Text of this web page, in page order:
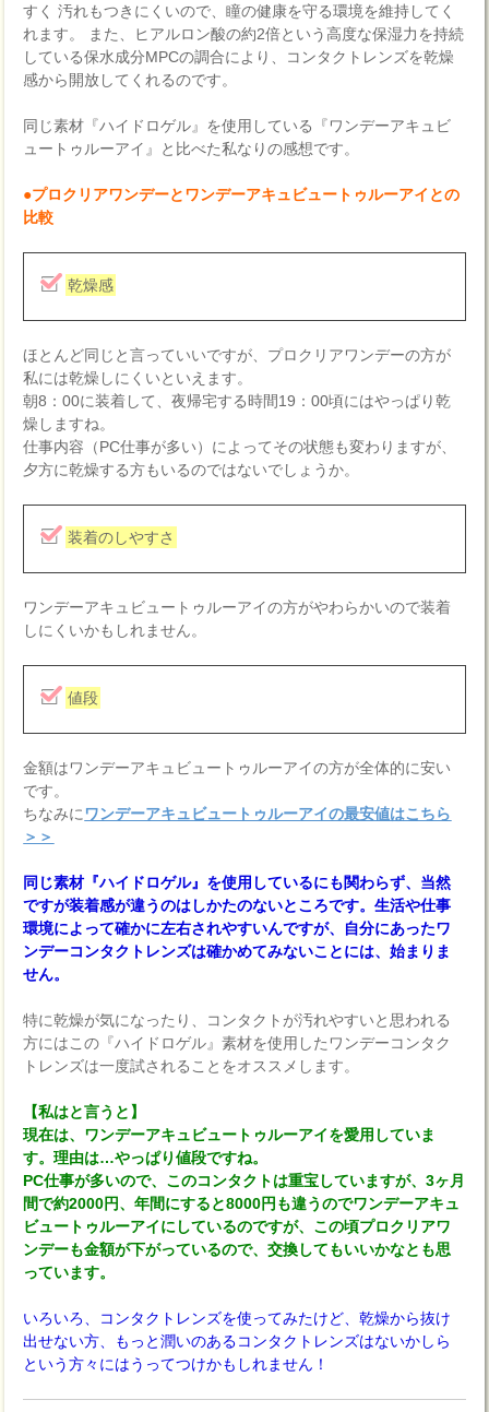
すく 汚れもつきにくいので、瞳の健康を守る環境を維持してく
れます。 また、ヒアルロン酸の約2倍という高度な保湿力を持続
している保水成分MPCの調合により、コンタクトレンズを乾燥
感から開放してくれるのです。
同じ素材『ハイドロゲル』を使用している『ワンデーアキュビ
ュートゥルーアイ』と比べた私なりの感想です。
●プロクリアワンデーとワンデーアキュビュートゥルーアイとの
比較
乾燥感
ほとんど同じと言っていいですが、プロクリアワンデーの方が
私には乾燥しにくいといえます。
朝8：00に装着して、夜帰宅する時間19：00頃にはやっぱり乾
燥しますね。
仕事内容（PC仕事が多い）によってその状態も変わりますが、
夕方に乾燥する方もいるのではないでしょうか。
装着のしやすさ
ワンデーアキュビュートゥルーアイの方がやわらかいので装着
しにくいかもしれません。
値段
金額はワンデーアキュビュートゥルーアイの方が全体的に安い
です。
ちなみに ワンデーアキュビュートゥルーアイの最安値はこちら
＞＞
同じ素材『ハイドロゲル』を使用しているにも関わらず、当然
ですが装着感が違うのはしかたのないところです。生活や仕事
環境によって確かに左右されやすいんですが、自分にあったワ
ンデーコンタクトレンズは確かめてみないことには、始まりま
せん。
特に乾燥が気になったり、コンタクトが汚れやすいと思われる
方にはこの『ハイドロゲル』素材を使用したワンデーコンタク
トレンズは一度試されることをオススメします。
【私はと言うと】
現在は、ワンデーアキュビュートゥルーアイを愛用していま
す。理由は…やっぱり値段ですね。
PC仕事が多いので、このコンタクトは重宝していますが、3ヶ月
間で約2000円、年間にすると8000円も違うのでワンデーアキュ
ビュートゥルーアイにしているのですが、この頃プロクリアワ
ンデーも金額が下がっているので、交換してもいいかなとも思
っています。
いろいろ、コンタクトレンズを使ってみたけど、乾燥から抜け
出せない方、もっと潤いのあるコンタクトレンズはないかしら
という方々にはうってつけかもしれません！